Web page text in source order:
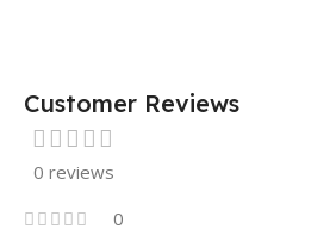
Customer Reviews
0 reviews
0